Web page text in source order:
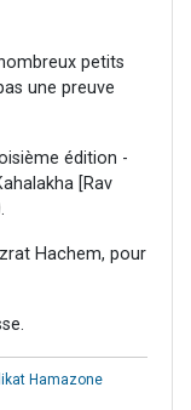
petits
une preuve
édition -
[Rav
Hachem, pour
Hamazone